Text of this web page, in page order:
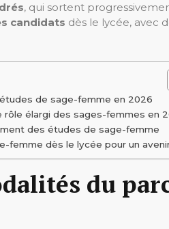
, qui sortent
candidats dès le lycée, avec
de sage-femme en 2026
élargi des sages-femmes en
des études de sage-femme
femme dès le lycée pour un
du